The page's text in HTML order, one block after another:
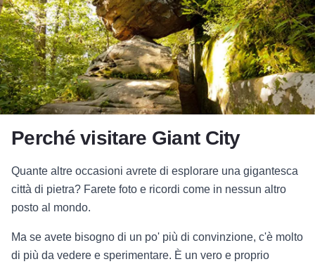
Perché visitare Giant City
Quante altre occasioni avrete di esplorare una gigantesca
città di pietra? Farete foto e ricordi come in nessun altro
posto al mondo.
Ma se avete bisogno di un po' più di convinzione, c'è molto
di più da vedere e sperimentare. È un vero e proprio